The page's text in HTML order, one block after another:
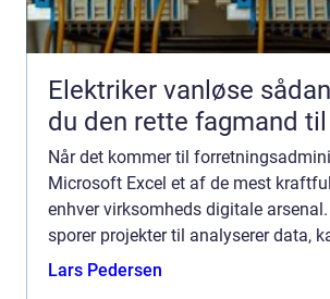
Elektriker vanløse sådan vælger
du den rette fagmand
Når det kommer til
Microsoft Excel et af de mest
enhver virksomheds digitale
sporer projekter til analyserer data,
strømline flere processer og...
Lars Pedersen